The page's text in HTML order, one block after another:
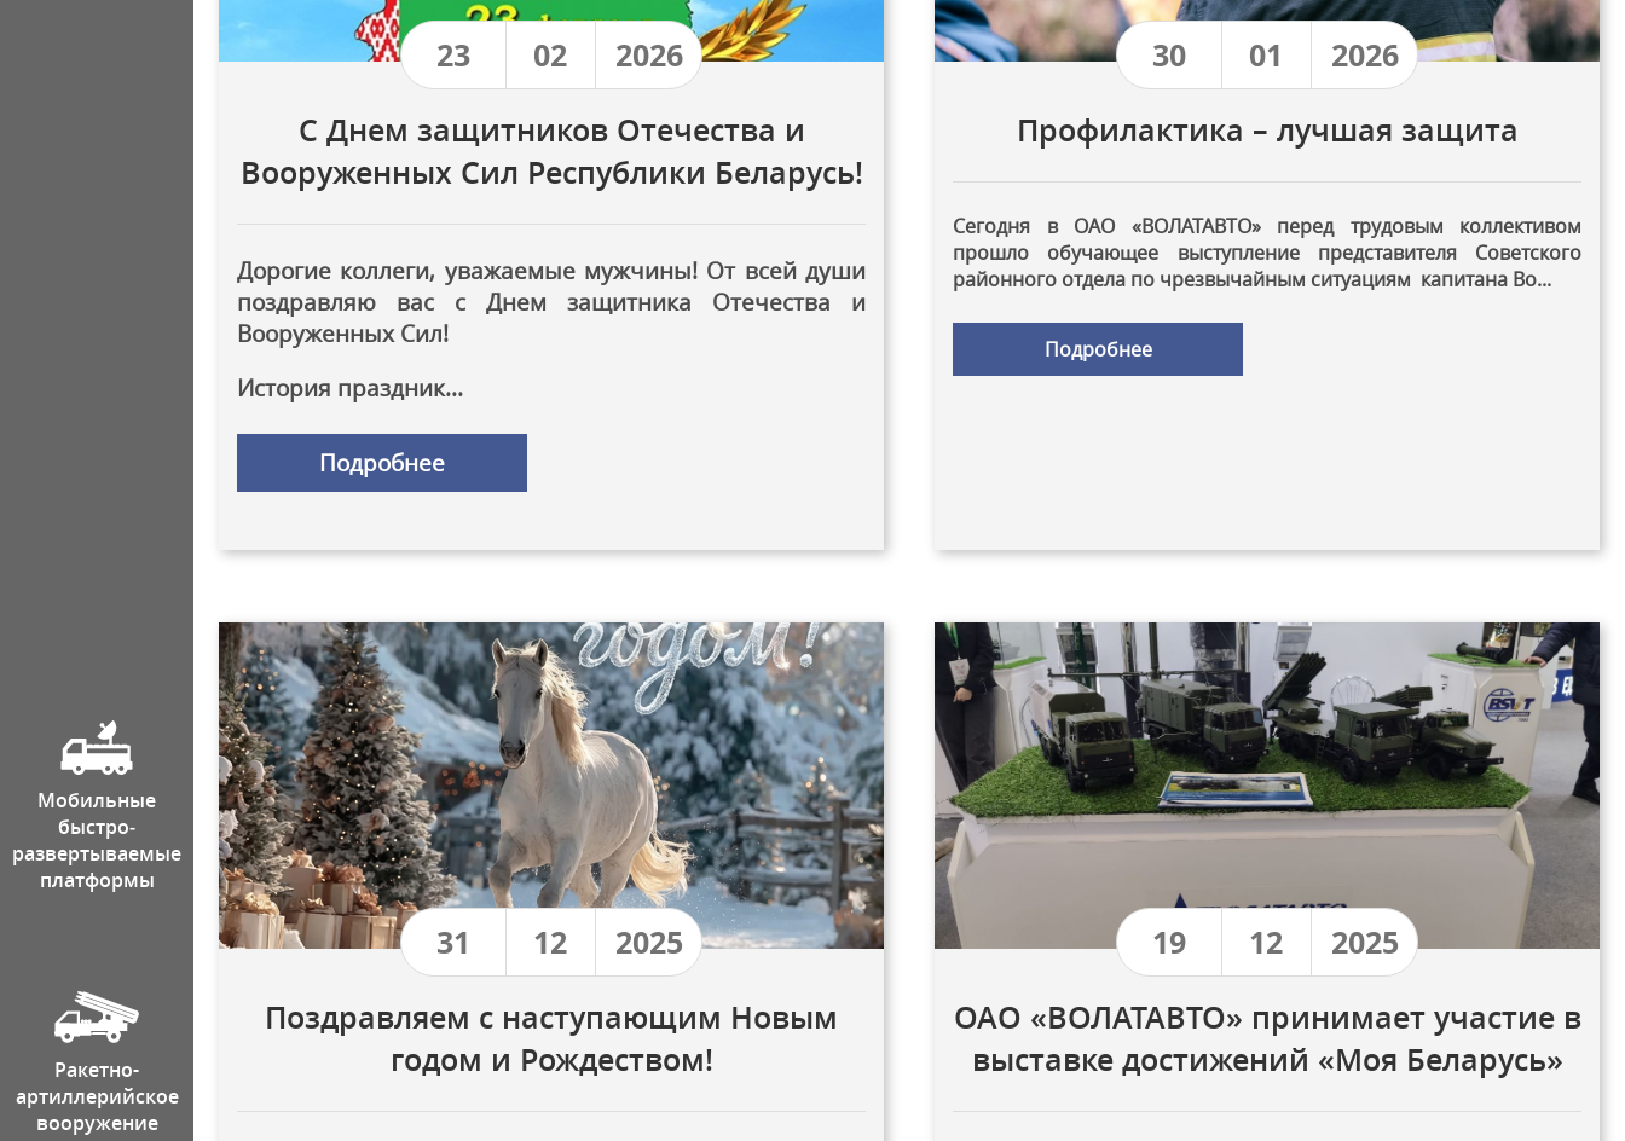
Мобильные
быстро­
развертываемые
платформы
Ракетно-
артиллерийское
вооружение
С Днем защитников Отечества и
Вооруженных Сил Республики Беларусь!
23 02 2026
Дорогие коллеги, уважаемые мужчины! От всей души
поздравляю вас с Днем защитника Отечества и
Вооруженных Сил!
История праздник...
Подробнее
Профилактика – лучшая защита
30 01 2026
Сегодня в ОАО «ВОЛАТАВТО» перед трудовым коллективом
прошло обучающее выступление представителя Советского
районного отдела по чрезвычайным ситуациям капитана Во...
Подробнее
Поздравляем с наступающим Новым
годом и Рождеством!
31 12 2025
ОАО «ВОЛАТАВТО» принимает участие в
выставке достижений «Моя Беларусь»
19 12 2025